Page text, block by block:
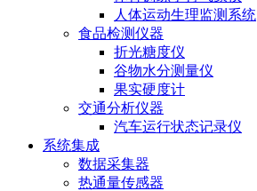
人体运动生理监测系统
食品检测仪器
折光糖度仪
谷物水分测量仪
果实硬度计
交通分析仪器
汽车运行状态记录仪
系统集成
数据采集器
热通量传感器